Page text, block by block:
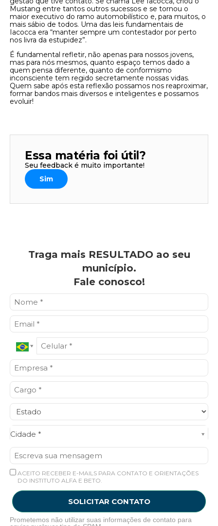
Mustang entre tantos outros sucessos e se tornou o
maior executivo do ramo automobilístico e, para muitos, o
mais sábio de todos. Uma das leis fundamentais de
Iacocca era “manter sempre um contestador por perto
nos livra da estupidez”.
É fundamental refletir, não apenas para nossos jovens,
mas para nós mesmos, quanto espaço temos dado a
quem pensa diferente, quanto de conformismo
inconsciente tem regido secretamente nossas vidas.
Quem sabe após esta reflexão possamos nos reaproximar,
formar bandos mais diversos e inteligentes e possamos
evoluir!
Essa matéria foi útil?
Seu feedback é muito importante!
Sim
Traga mais RESULTADO ao seu
município.
Fale conosco!
Cidade *
Cidade*
ACEITO RECEBER E-MAILS PARA CONTATO E ORIENTAÇÕES
DO INSTITUTO ALFA E BETO.
SOLICITAR CONTATO
Prometemos não utilizar suas informações de contato para